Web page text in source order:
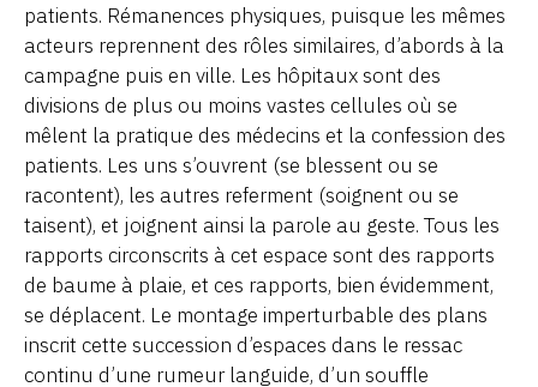
patients. Rémanences physiques, puisque les mêmes
acteurs reprennent des rôles similaires, d’abords à la
campagne puis en ville. Les hôpitaux sont des
divisions de plus ou moins vastes cellules où se
mêlent la pratique des médecins et la confession des
patients. Les uns s’ouvrent (se blessent ou se
racontent), les autres referment (soignent ou se
taisent), et joignent ainsi la parole au geste. Tous les
rapports circonscrits à cet espace sont des rapports
de baume à plaie, et ces rapports, bien évidemment,
se déplacent. Le montage imperturbable des plans
inscrit cette succession d’espaces dans le ressac
continu d’une rumeur languide, d’un souffle